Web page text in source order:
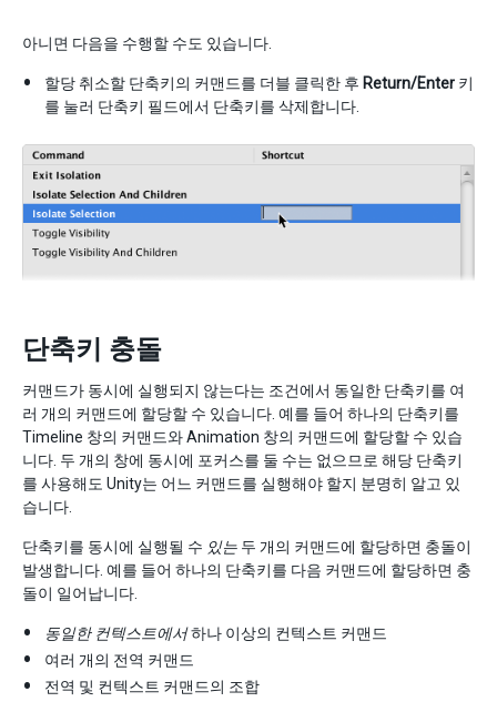
아니면 다음을 수행할 수도 있습니다.
할당 취소할 단축키의 커맨드를 더블 클릭한 후 Return/Enter 키
를 눌러 단축키 필드에서 단축키를 삭제합니다.
단축키 충돌
커맨드가 동시에 실행되지 않는다는 조건에서 동일한 단축키를 여
러 개의 커맨드에 할당할 수 있습니다. 예를 들어 하나의 단축키를
Timeline 창의 커맨드와 Animation 창의 커맨드에 할당할 수 있습
니다. 두 개의 창에 동시에 포커스를 둘 수는 없으므로 해당 단축키
를 사용해도 Unity는 어느 커맨드를 실행해야 할지 분명히 알고 있
습니다.
단축키를 동시에 실행될 수 있는 두 개의 커맨드에 할당하면 충돌이
발생합니다. 예를 들어 하나의 단축키를 다음 커맨드에 할당하면 충
돌이 일어납니다.
동일한 컨텍스트에서하나 이상의 컨텍스트 커맨드
여러 개의 전역 커맨드
전역 및 컨텍스트 커맨드의 조합